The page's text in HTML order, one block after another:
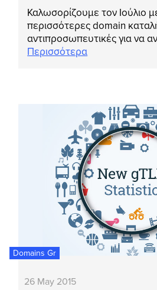
Καλωσορίζουμε τον Ιούλιο
περισσότερες domain
αντιπροσωπευτικές για να
Περισσότερα
Domains Gr
26 May 2015